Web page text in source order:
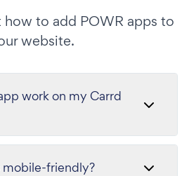
how to add POWR apps to
website.
work on my Carrd
mobile-friendly?